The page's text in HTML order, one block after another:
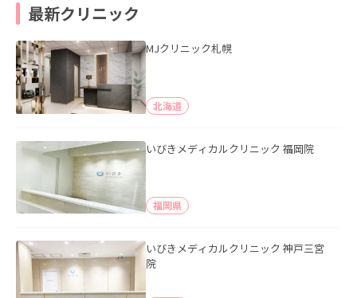
最新クリニック
MJクリニック札幌
北海道
いびきメディカルクリニック 福岡院
福岡県
いびきメディカルクリニック 神戸三宮
院